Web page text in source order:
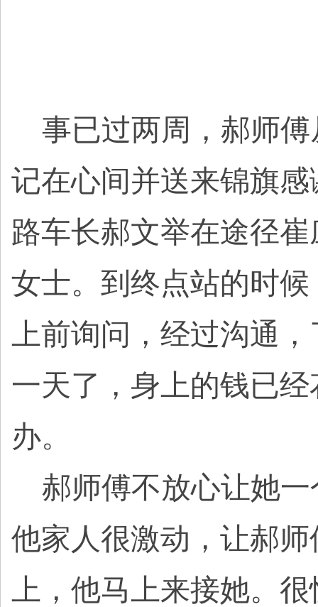
事已过两周，郝师
记在心间并送来锦旗
路车长郝文举在途径
女士。到终点站的时
上前询问，经过沟通
一天了，身上的钱已
办。
郝师傅不放心让她
他家人很激动，让郝
上，他马上来接她。